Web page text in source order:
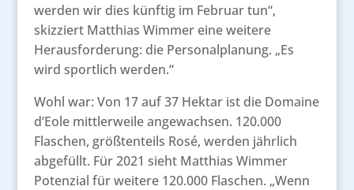
werden wir dies künftig im Februar tun“,
skizziert Matthias Wimmer eine weitere
Herausforderung: die Personalplanung. „Es
wird sportlich werden.“
Wohl war: Von 17 auf 37 Hektar ist die Domaine
d’Eole mittlerweile angewachsen. 120.000
Flaschen, größtenteils Rosé, werden jährlich
abgefüllt. Für 2021 sieht Matthias Wimmer
Potenzial für weitere 120.000 Flaschen. „Wenn